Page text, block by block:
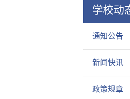
学校动
通知公告
新闻快讯
政策规章